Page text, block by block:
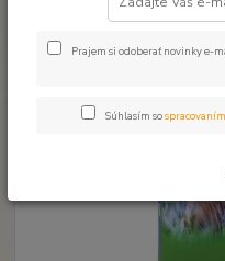
Prajem si odoberať novinky e-
Súhlasím so